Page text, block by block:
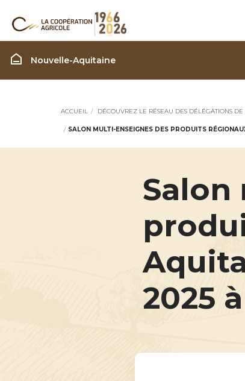
Région Nouvelle
Nouvelle-Aquitaine
ACCUEIL DÉCOUVREZ LE RÉSEAU DES DÉLÉGATIONS
SALON MULTI-ENSEIGNES DES PRODUITS
Salon
2025